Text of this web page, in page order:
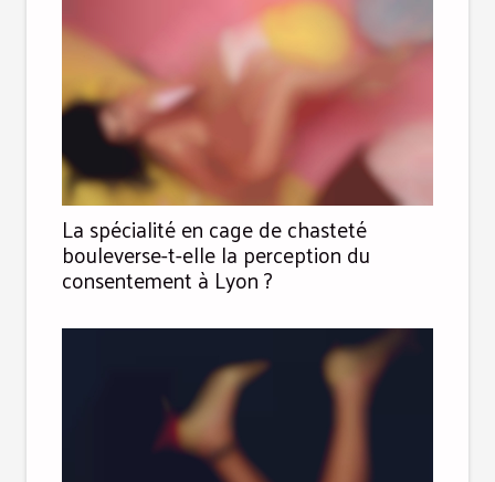
La spécialité en cage de chasteté
bouleverse-t-elle la perception du
consentement à Lyon ?